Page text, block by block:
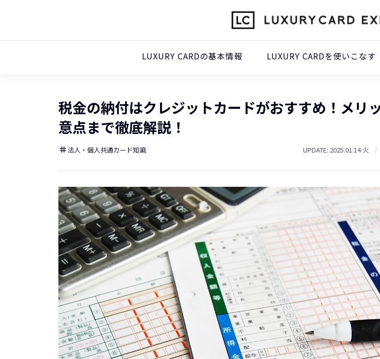
LUXURY CARDの基本情報 LUXURY CARDを使いこなす
税金の納付はクレジットカードがおすすめ！メリ
意点まで徹底解説！
tag 法人・個人共通カード知識 UPDATE: 2025.01.14 火 /